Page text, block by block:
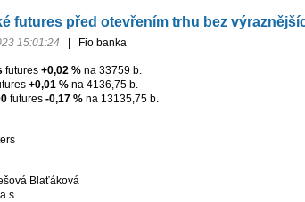
futures před otevřením trhu bez
15:01:24 Fio banka
futures +0,02 % na 33759 b.
+0,01 % na 4136,75 b.
futures -0,17 % na 13135,75 b.
Blaťáková